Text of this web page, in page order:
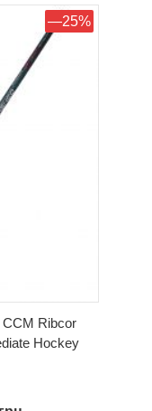
—25%
CCM Ribcor
Hockey